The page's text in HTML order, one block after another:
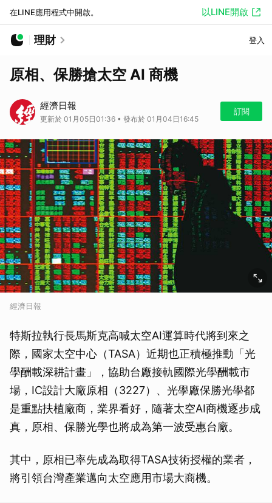
在LINE應用程式中開啟。 以LINE開啟
理財 登入
原相、保勝搶太空 AI 商機
經濟日報
更新於 01月05日01:36 • 發布於 01月04日16:45
訂閱
經濟日報
特斯拉執行長馬斯克高喊太空AI運算時代將到來之
際，國家太空中心（TASA）近期也正積極推動「光
學酬載深耕計畫」，協助台廠接軌國際光學酬載市
場，IC設計大廠原相（3227）、光學廠保勝光學都
是重點扶植廠商，業界看好，隨著太空AI商機逐步成
真，原相、保勝光學也將成為第一波受惠台廠。
其中，原相已率先成為取得TASA技術授權的業者，
將引領台灣產業邁向太空應用市場大商機。